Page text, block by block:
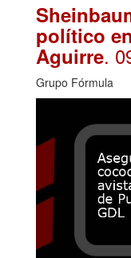
político
Aguirre.
Grupo Fórmula